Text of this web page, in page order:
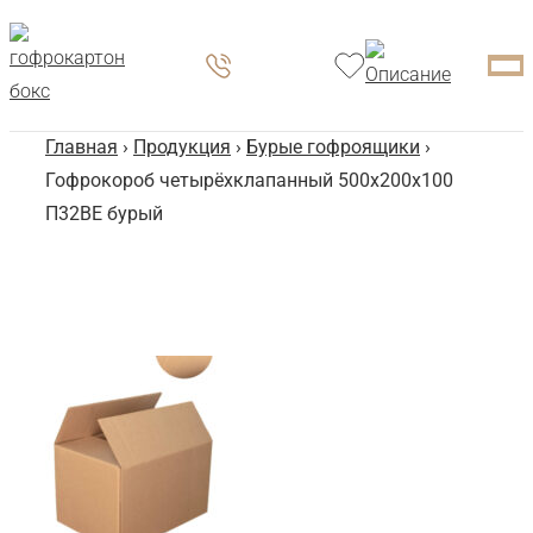
Главная › Продукция › Бурые гофроящики ›
Гофрокороб четырёхклапанный 500x200x100
П32BE бурый